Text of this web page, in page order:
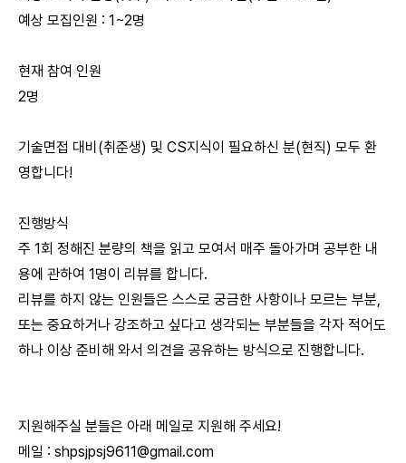
예상 모집인원 : 1~2명
현재 참여 인원
2명
기술면접 대비(취준생) 및 CS지식이 필요하신 분(현직) 모두 환
영합니다!
진행방식
주 1회 정해진 분량의 책을 읽고 모여서 매주 돌아가며 공부한 내
용에 관하여 1명이 리뷰를 합니다.
리뷰를 하지 않는 인원들은 스스로 궁금한 사항이나 모르는 부분,
또는 중요하거나 강조하고 싶다고 생각되는 부분들을 각자 적어도
하나 이상 준비해 와서 의견을 공유하는 방식으로 진행합니다.
지원해주실 분들은 아래 메일로 지원해 주세요!
메일 : shpsjpsj9611@gmail.com